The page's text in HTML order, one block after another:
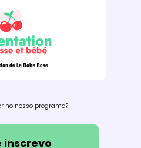
no nosso programa?
inscrevo